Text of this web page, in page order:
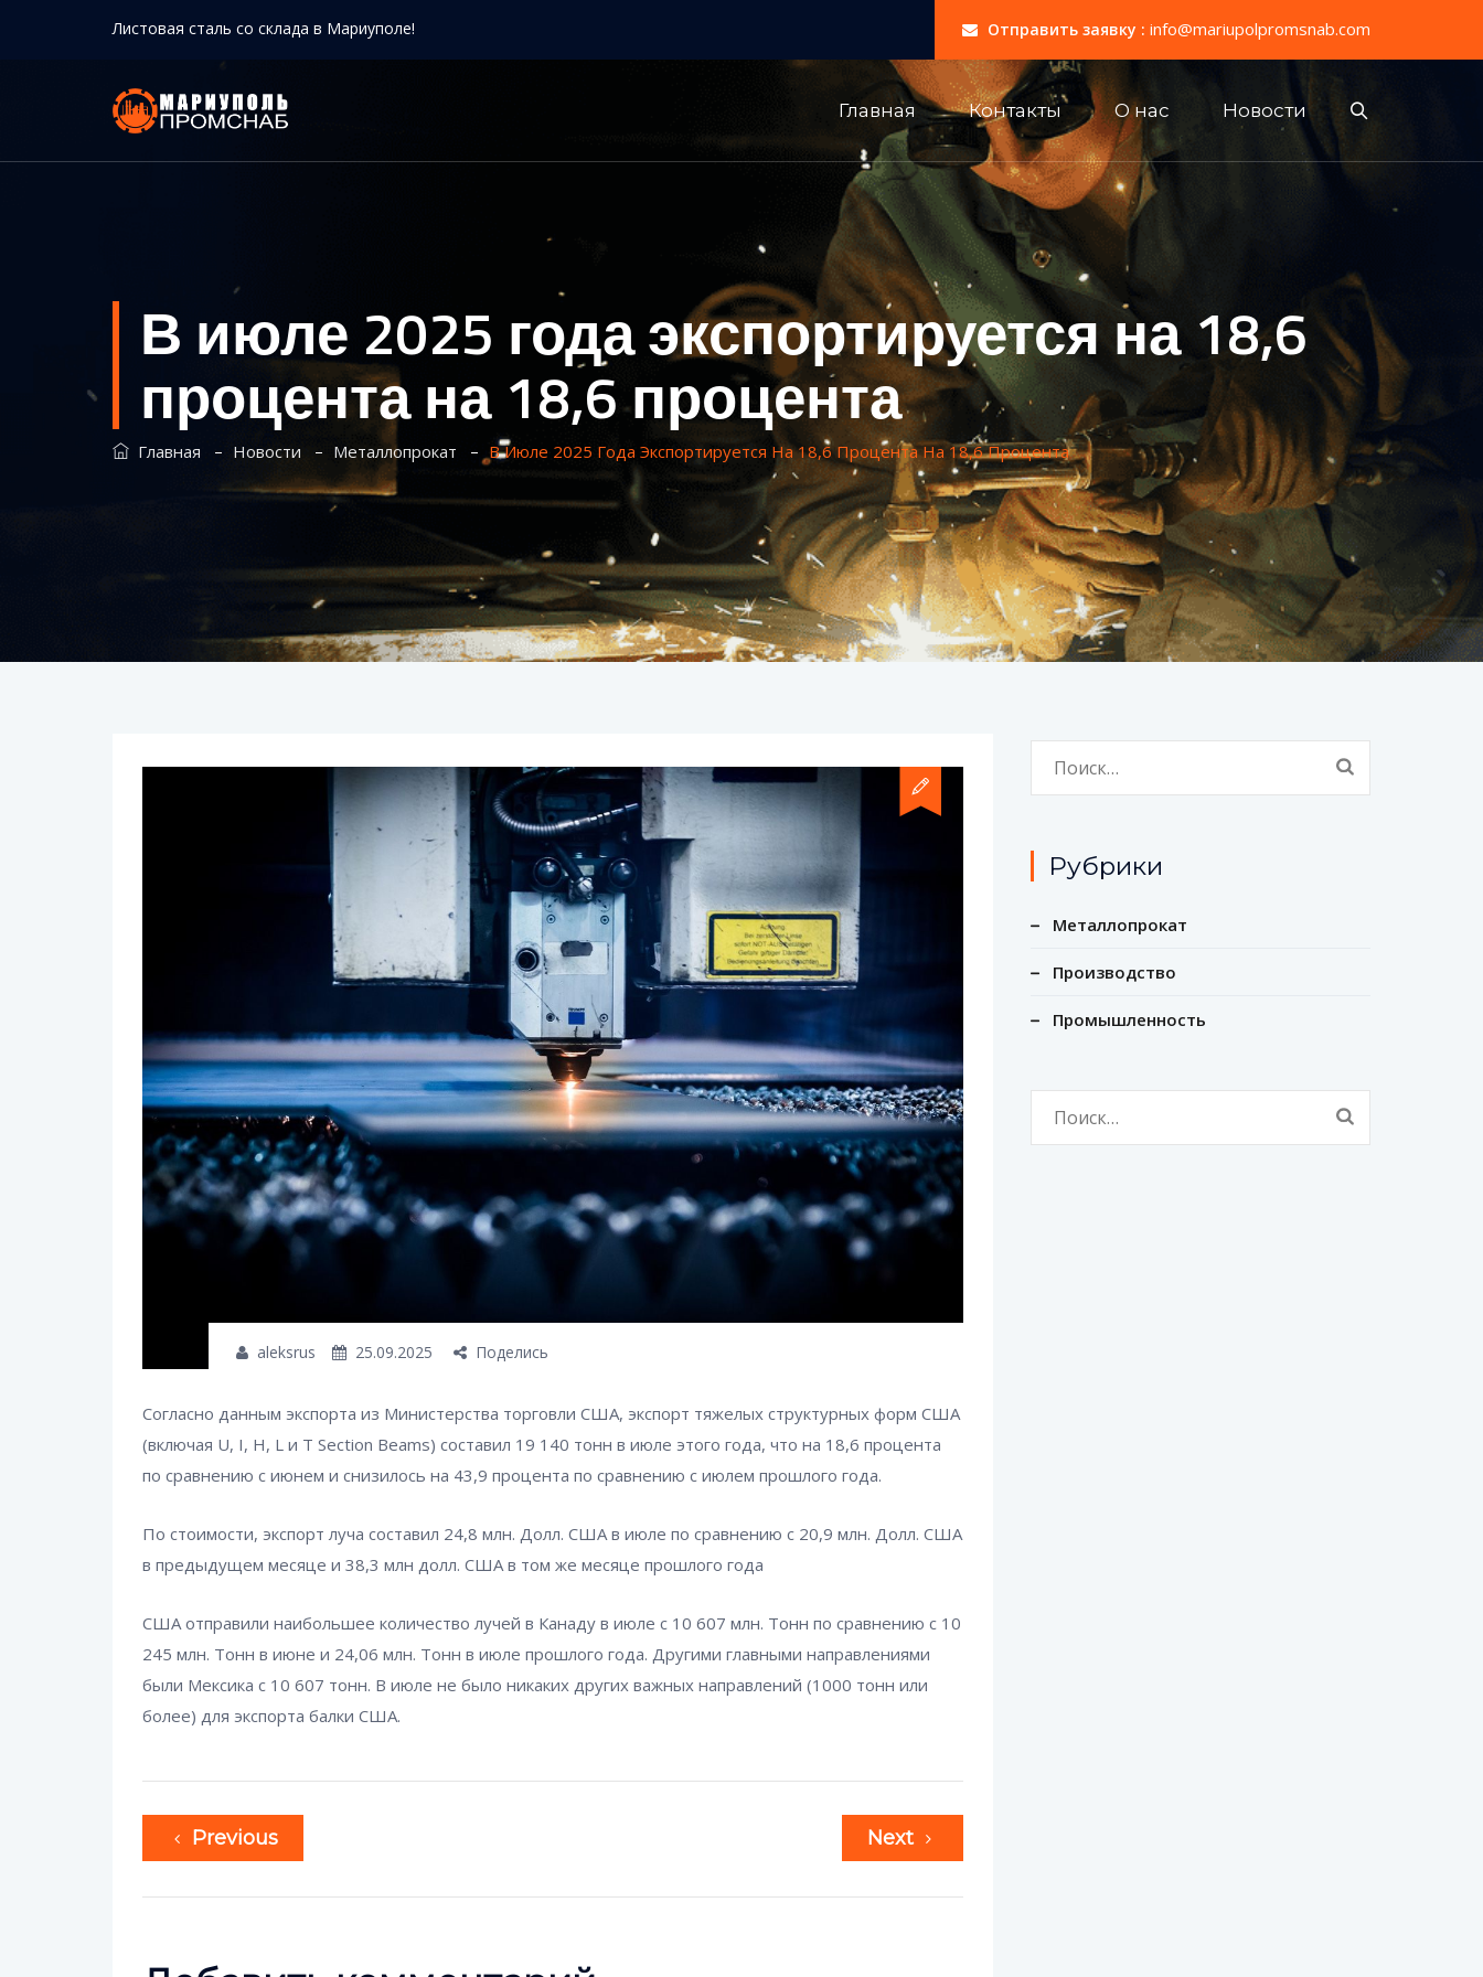
Листовая сталь со склада в Мариуполе! Отправить заявку : info@mariupolpromsnab.com
Главная Контакты О нас Новости
В июле 2025 года экспортируется на 18,6
процента на 18,6 процента
Главная – Новости – Металлопрокат – В Июле 2025 Года Экспортируется На 18,6 Процента На 18,6 Процента
aleksrus 25.09.2025 Поделись
Согласно данным экспорта из Министерства торговли США, экспорт тяжелых структурных форм США
(включая U, I, H, L и T Section Beams) составил 19 140 тонн в июле этого года, что на 18,6 процента
по сравнению с июнем и снизилось на 43,9 процента по сравнению с июлем прошлого года.
По стоимости, экспорт луча составил 24,8 млн. Долл. США в июле по сравнению с 20,9 млн. Долл. США
в предыдущем месяце и 38,3 млн долл. США в том же месяце прошлого года
США отправили наибольшее количество лучей в Канаду в июле с 10 607 млн. Тонн по сравнению с 10
245 млн. Тонн в июне и 24,06 млн. Тонн в июле прошлого года. Другими главными направлениями
были Мексика с 10 607 тонн. В июле не было никаких других важных направлений (1000 тонн или
более) для экспорта балки США.
Previous Next
Рубрики
Металлопрокат
Производство
Промышленность